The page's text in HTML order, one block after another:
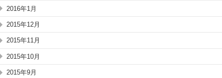
2016年1月
2015年12月
2015年11月
2015年10月
2015年9月